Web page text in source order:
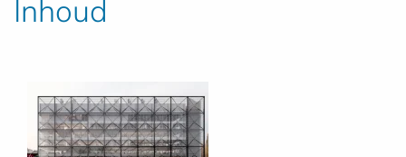
Inhoud